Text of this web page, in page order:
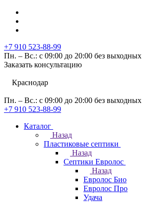
+7 910 523-88-99
Пн. – Вс.: с 09:00 до 20:00 без выходных
Заказать консультацию
Краснодар
Пн. – Вс.: с 09:00 до 20:00 без выходных
+7 910 523-88-99
Каталог
Назад
Пластиковые септики
Назад
Септики Евролос
Назад
Евролос Био
Евролос Про
Удача